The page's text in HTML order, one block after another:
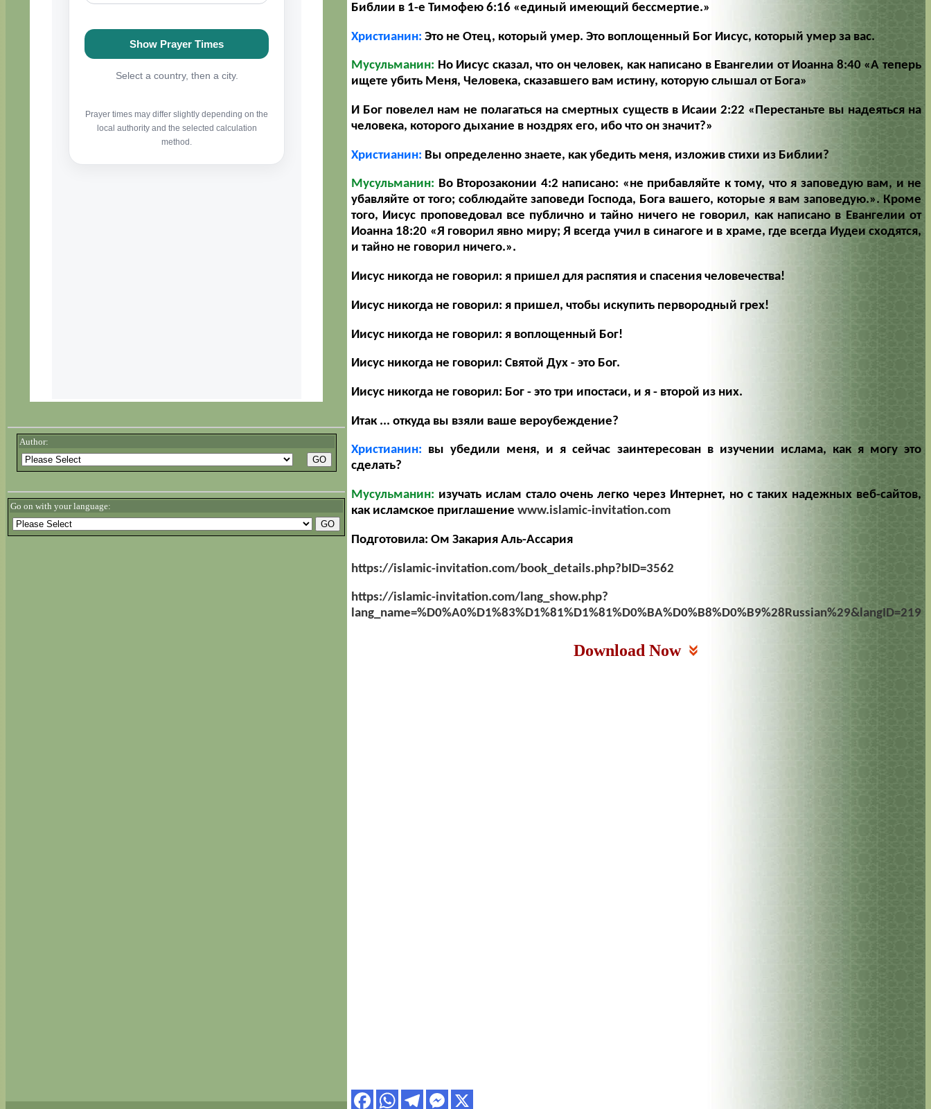
Author:
Go on with your language:
Библии в 1-е Тимофею 6:16 «единый имеющий бессмертие.»
Христианин: Это не Отец, который умер. Это воплощенный Бог Иисус, который умер за вас.
Мусульманин: Но Иисус сказал, что он человек, как написано в Евангелии от Иоанна 8:40 «А теперь
ищете убить Меня, Человека, сказавшего вам истину, которую слышал от Бога»
И Бог повелел нам не полагаться на смертных существ в Исаии 2:22 «Перестаньте вы надеяться на
человека, которого дыхание в ноздрях его, ибо что он значит?»
Христианин: Вы определенно знаете, как убедить меня, изложив стихи из Библии?
Мусульманин: Во Второзаконии 4:2 написано: «не прибавляйте к тому, что я заповедую вам, и не
убавляйте от того; соблюдайте заповеди Господа, Бога вашего, которые я вам заповедую.». Кроме
того, Иисус проповедовал все публично и тайно ничего не говорил, как написано в Евангелии от
Иоанна 18:20 «Я говорил явно миру; Я всегда учил в синагоге и в храме, где всегда Иудеи сходятся,
и тайно не говорил ничего.».
Иисус никогда не говорил: я пришел для распятия и спасения человечества!
Иисус никогда не говорил: я пришел, чтобы искупить первородный грех!
Иисус никогда не говорил: я воплощенный Бог!
Иисус никогда не говорил: Святой Дух - это Бог.
Иисус никогда не говорил: Бог - это три ипостаси, и я - второй из них.
Итак ... откуда вы взяли ваше вероубеждение?
Христианин: вы убедили меня, и я сейчас заинтересован в изучении ислама, как я могу это
сделать?
Мусульманин: изучать ислам стало очень легко через Интернет, но с таких надежных веб-сайтов,
как исламское приглашение www.islamic-invitation.com
Подготовила: Ом Закария Аль-Ассария
https://islamic-invitation.com/book_details.php?bID=3562
https://islamic-invitation.com/lang_show.php?
lang_name=%D0%A0%D1%83%D1%81%D1%81%D0%BA%D0%B8%D0%B9%28Russian%29&langID=219
Download Now